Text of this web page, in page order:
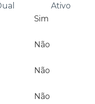
Ativo
Sim
Não
Não
Não